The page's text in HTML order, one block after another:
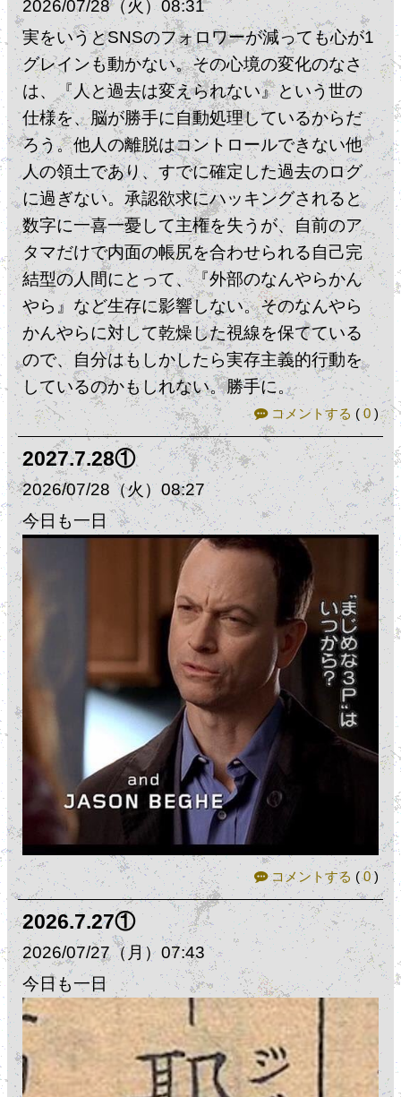
2026 07 28（火）08:31
実をいうとSNSのフォロワーが減っても心が1
グレインも動かない。その心境の変化のなさ
は、『人と過去は変えられない』という世の
仕様を、脳が勝手に自動処理しているからだ
ろう。他人の離脱はコントロールできない他
人の領土であり、すでに確定した過去のログ
に過ぎない。承認欲求にハッキングされると
数字に一喜一憂して主権を失うが、自前のア
タマだけで内面の帳尻を合わせられる自己完
結型の人間にとって、『外部のなんやらかん
やら』など生存に影響しない。そのなんやら
かんやらに対して乾燥した視線を保てている
ので、自分はもしかしたら実存主義的行動を
しているのかもしれない。勝手に。
コメントする(0 )
2027.7.28①
2026 07 28 （火）08:27
今日も一日
コメントする (0)
2026.7.27①
2026 07 27（月） 07:43
今日も一日